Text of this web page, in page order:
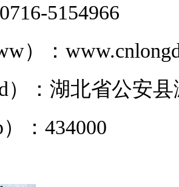
5154966
）：
）：湖北省公安
：434000